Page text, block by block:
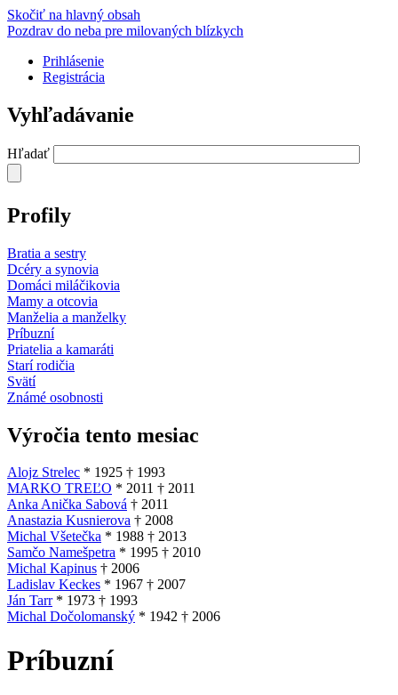
Skočiť na hlavný obsah
Pozdrav do neba pre milovaných blízkych
Prihlásenie
Registrácia
Vyhľadávanie
Hľadať
Profily
Bratia a sestry
Dcéry a synovia
Domáci miláčikovia
Mamy a otcovia
Manželia a manželky
Príbuzní
Priatelia a kamaráti
Starí rodičia
Svätí
Známé osobnosti
Výročia tento mesiac
Alojz Strelec * 1925 † 1993
MARKO TREĽO * 2011 † 2011
Anka Anička Sabová † 2011
Anastazia Kusnierova † 2008
Michal Všetečka * 1988 † 2013
Samčo Namešpetra * 1995 † 2010
Michal Kapinus † 2006
Ladislav Keckes * 1967 † 2007
Ján Tarr * 1973 † 1993
Michal Dočolomanský * 1942 † 2006
Príbuzní